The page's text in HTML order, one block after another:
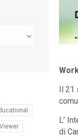
Il
L’
di